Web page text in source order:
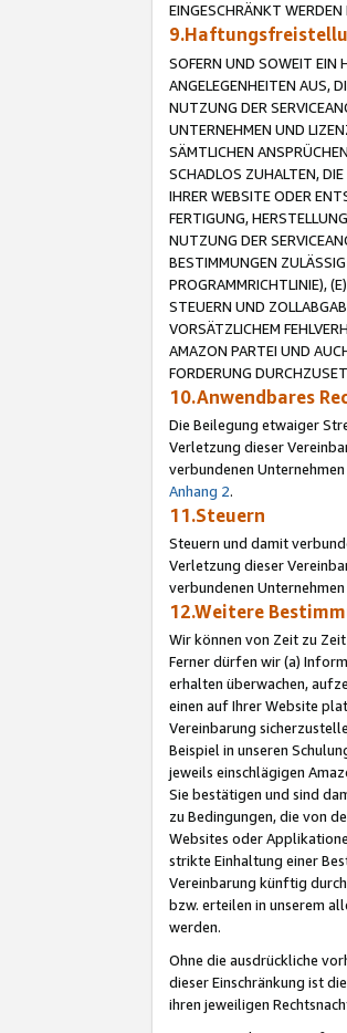
EINGESCHRÄNKT WERDEN
SOFERN UND SOWEIT EIN
ANGELEGENHEITEN AUS,
NUTZUNG DER
UNTERNEHMEN UND
SÄMTLICHEN
SCHADLOS ZUHALTEN,
IHRER WEBSITE ODER
FERTIGUNG,
NUTZUNG DER
BESTIMMUNGEN
PROGRAMMRICHTLINIE),
STEUERN UND
VORSÄTZLICHEM
AMAZON PARTEI UND
FORDERUNG
10.Anwendbares
Die Beilegung etwaiger
Verletzung dieser
verbundenen
Anhang 2.
11.Steuern
Steuern und damit
Verletzung dieser
verbundenen
12.Weitere
Wir können von Zeit zu
Ferner dürfen wir (a)
erhalten überwachen,
einen auf Ihrer Website
Vereinbarung
Beispiel in unseren
jeweils einschlägigen
Sie bestätigen und sind
zu Bedingungen, die von
Websites oder
strikte Einhaltung einer
Vereinbarung künftig
bzw. erteilen in unserem
werden.
Ohne die ausdrückliche
dieser Einschränkung ist
ihren jeweiligen